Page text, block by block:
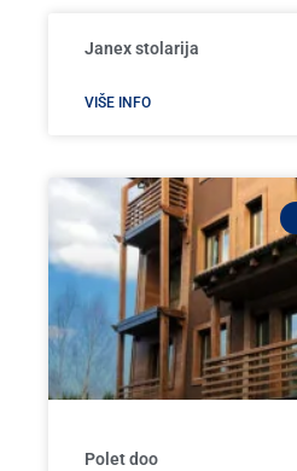
Janex stolarija
VIŠE INFO
Polet doo